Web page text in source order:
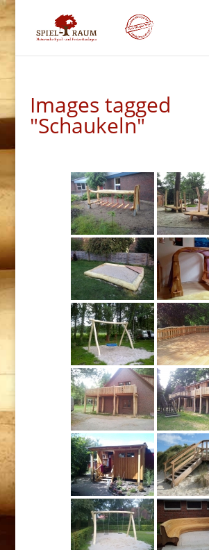
Images tagged
"Schaukeln"